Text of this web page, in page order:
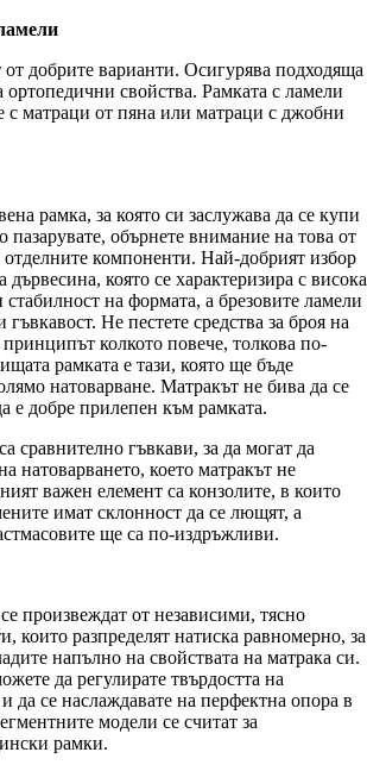
добрите варианти. Осигурява подходяща
свойства. Рамката с ламели
с матраци от пяна или матраци с джобни
рамка, за която си заслужава да се купи
пазарувате, обърнете внимание на това от
отделните компоненти. Най-добрият избор
дървесина, която се характеризира с висока
на формата, а брезовите ламели
гъвкавост. Не пестете средства за броя на
колкото повече, толкова по-
рамката е тази, която ще бъде
натоварване. Матракът не бива да се
е добре прилепен към рамката.
сравнително гъвкави, за да могат да
натоварването, което матракът не
важен елемент са конзолите, в които
имат склонност да се лющят, а
ще са по-издръжливи.
произвеждат от независими, тясно
които разпределят натиска равномерно, за
напълно на свойствата на матрака си.
да регулирате твърдостта на
да се наслаждавате на перфектна опора в
модели се считат за
рамки.